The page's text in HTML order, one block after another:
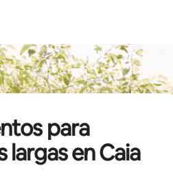
para
largas en Caia